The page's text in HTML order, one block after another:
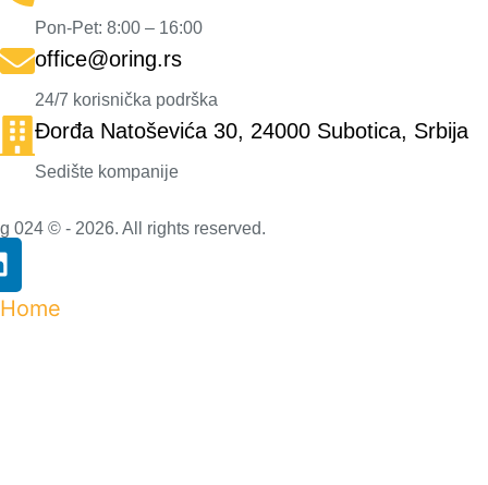
Pon-Pet: 8:00 – 16:00
office@oring.rs
24/7 korisnička podrška
Đorđa Natoševića 30, 24000 Subotica, Srbija
Sedište kompanije
024 © - 2026. All rights reserved.
Home